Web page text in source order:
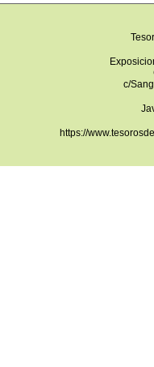
c/
https://